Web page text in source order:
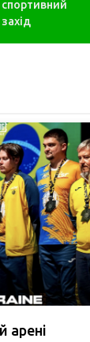
спортивний
захід
арені